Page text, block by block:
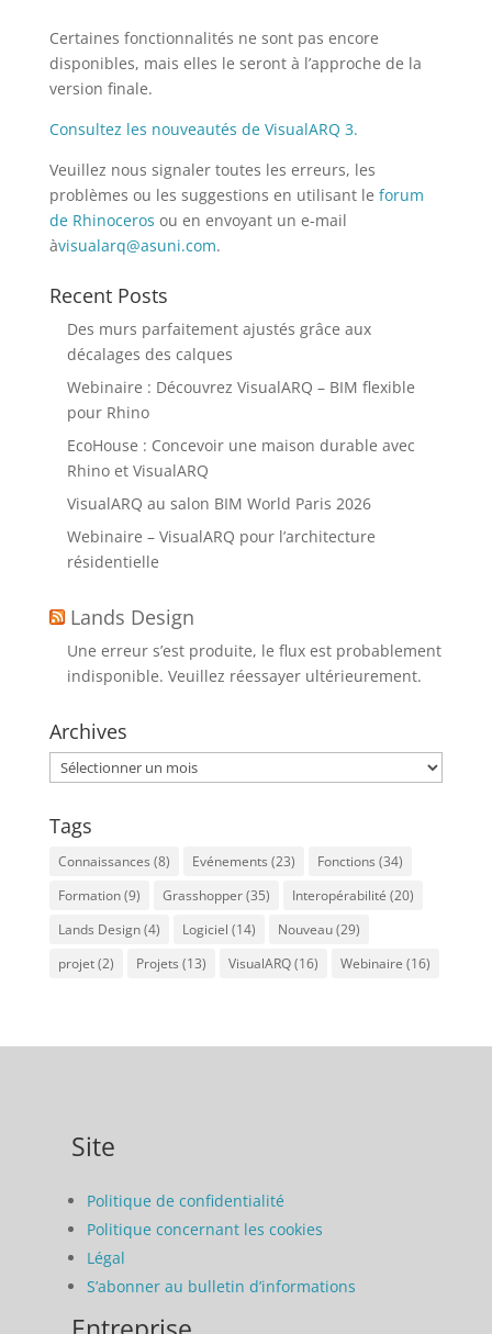
Certaines fonctionnalités ne sont pas encore
disponibles, mais elles le seront à l’approche de la
version finale.
Consultez les nouveautés de VisualARQ 3.
Veuillez nous signaler toutes les erreurs, les
problèmes ou les suggestions en utilisant le forum
de Rhinoceros ou en envoyant un e-mail
àvisualarq@asuni.com.
Recent Posts
Des murs parfaitement ajustés grâce aux
décalages des calques
Webinaire : Découvrez VisualARQ – BIM flexible
pour Rhino
EcoHouse : Concevoir une maison durable avec
Rhino et VisualARQ
VisualARQ au salon BIM World Paris 2026
Webinaire – VisualARQ pour l’architecture
résidentielle
Lands Design
Une erreur s’est produite, le flux est probablement
indisponible. Veuillez réessayer ultérieurement.
Archives
Archives
Tags
Connaissances (8) Evénements (23) Fonctions (34)
Formation(9) Grasshopper(35) Interopérabilité (20)
Lands Design(4) Logiciel (14) Nouveau(29)
projet(2) Projets (13) VisualARQ(16) Webinaire (16)
Site
Politique de confidentialité
Politique concernant les cookies
Légal
S’abonner au bulletin d’informations